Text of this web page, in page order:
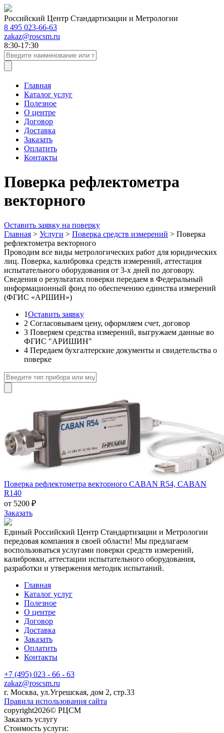
Российский Центр Стандартизации и Метрологии
8 495 023-66-63
zakaz@roscsm.ru
8:30-17:30
Главная
Каталог услуг
Полезное
О центре
Договор
Доставка
Заказать
Оплатить
Контакты
Поверка рефлектометра
векторного
Оставить заявку на поверку
Главная > Услуги > Поверка средств измерений > Поверка
рефлектометра векторного
Проводим все виды метрологических работ для юридических
лиц. Поверка, калибровка средств измерений, аттестация
испытательного оборудования от 3-х дней по договору.
Сведения о результатах поверки передаем в Федеральный
информационный фонд по обеспечению единства измерений
(ФГИС «АРШИН»)
1Оставить заявку
2 Согласовываем цену, оформляем счет, договор
3 Поверяем средства измерений, выгружаем данные во
ФГИС "АРИШИН"
4 Передаем бухгалтерские документы и свидетельства о
поверке
Поверка рефлектометра векторного CABAN R54, CABAN
R140
от 5200 ₽
Заказать
Единый Российский Центр Стандартизации и Метрологии
передовая компания в своей области! Мы предлагаем
воспользоваться услугами поверки средств измерений,
калибровки, аттестации испытательного оборудования,
разработки и утвержения методик испытаний.
Главная
Каталог услуг
Полезное
О центре
Договор
Доставка
Заказать
Оплатить
Контакты
+7 (495) 023 - 66 - 63
zakaz@roscsm.ru
г. Москва, ул.Угрешская, дом 2, стр.33
Правила использования сайта
copyright2026© РЦСМ
Заказать услугу
Стоимость услуги: